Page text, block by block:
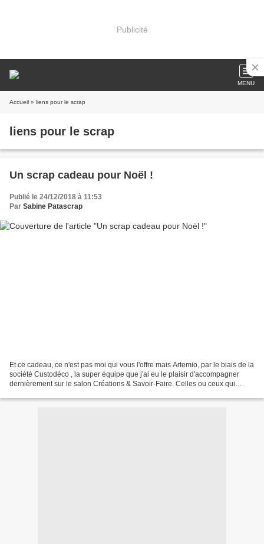
Publicité
MENU
Accueil » liens pour le scrap
liens pour le scrap
Un scrap cadeau pour Noël !
Publié le 24/12/2018 à 11:53
Par Sabine Patascrap
Et ce cadeau, ce n'est pas moi qui vous l'offre mais Artemio, par le biais de la
société Custodéco , la super équipe que j'ai eu le plaisir d'accompagner
dernièrement sur le salon Créations & Savoir-Faire. Celles ou ceux qui